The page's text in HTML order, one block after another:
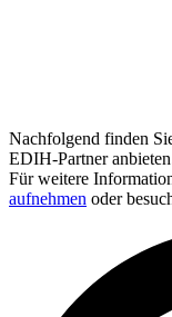
Nachfolgend finden
EDIH-Partner
Für weitere
aufnehmen oder